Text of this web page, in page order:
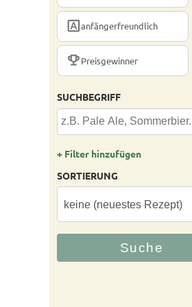
FONT_DOWNLOADanfängerfreundlich
TROPHYPreisgewinner
SUCHBEGRIFF
+ Filter hinzufügen
SORTIERUNG